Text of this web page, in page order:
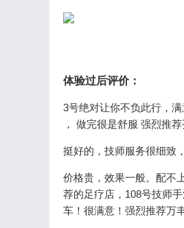
体验过后评价：
3号绝对让你不负此行，
， 做完很是舒服 强烈推
挺好的，技师服务很细致
价格贵，效果一般。配不
荐的足疗店，108号技师
车！很满意！强烈推荐万